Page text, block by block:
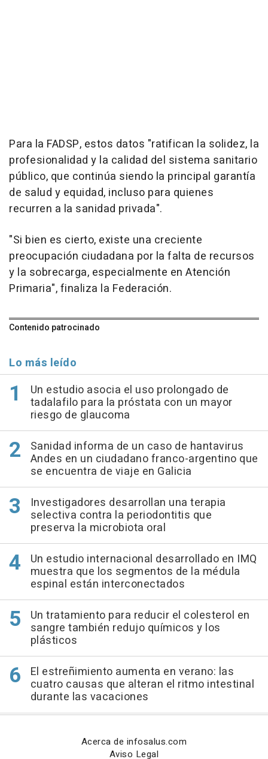
Para la FADSP, estos datos "ratifican la solidez, la
profesionalidad y la calidad del sistema sanitario
público, que continúa siendo la principal garantía
de salud y equidad, incluso para quienes
recurren a la sanidad privada".
"Si bien es cierto, existe una creciente
preocupación ciudadana por la falta de recursos
y la sobrecarga, especialmente en Atención
Primaria", finaliza la Federación.
Contenido patrocinado
Lo más leído
Un estudio asocia el uso prolongado de
tadalafilo para la próstata con un mayor
riesgo de glaucoma
Sanidad informa de un caso de hantavirus
Andes en un ciudadano franco-argentino que
se encuentra de viaje en Galicia
Investigadores desarrollan una terapia
selectiva contra la periodontitis que
preserva la microbiota oral
Un estudio internacional desarrollado en IMQ
muestra que los segmentos de la médula
espinal están interconectados
Un tratamiento para reducir el colesterol en
sangre también redujo químicos y los
plásticos
El estreñimiento aumenta en verano: las
cuatro causas que alteran el ritmo intestinal
durante las vacaciones
Acerca de infosalus.com
Aviso Legal